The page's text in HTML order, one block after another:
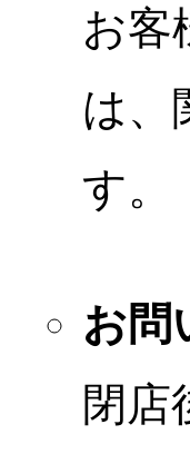
お客
は、
す。
お問
閉店